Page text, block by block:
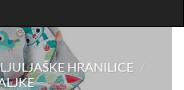
HRANILICE /